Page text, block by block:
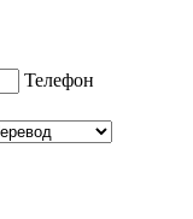
Телефон